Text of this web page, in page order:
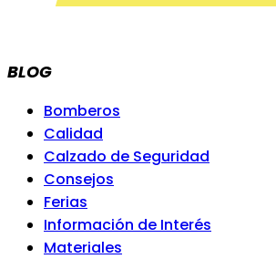
BLOG
Bomberos
Calidad
Calzado de Seguridad
Consejos
Ferias
Información de Interés
Materiales